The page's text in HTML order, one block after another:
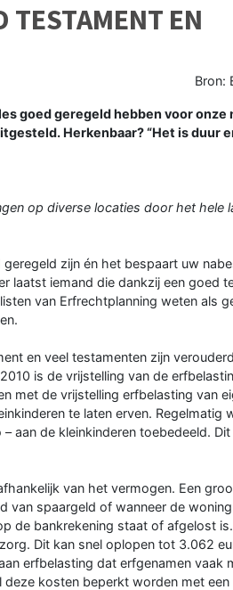
TESTAMENT EN
Bron:
goed geregeld hebben voor onze
Herkenbaar? “Het is duur
op diverse locaties door het hele
zijn én het bespaart uw
laatst iemand die dankzij een goed
van Erfrechtplanning we­ten als
en veel testamenten zijn
is de vrijstelling van de
met de vrijstelling erfbelasting van
te laten erven. Re­gelmatig
aan de kleinkinderen toebedeeld.
van het vermo­gen. Een
van spaargeld of wanneer de
de bankrekening staat of afgelost
Dit kan snel oplopen tot 3.062
erfbe­lasting dat erfgenamen vaak
kosten beperkt worden met een